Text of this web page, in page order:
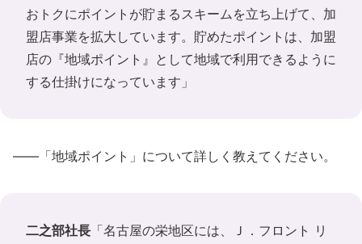
おトクにポイントが貯まるスキームを立ち上げて、加
盟店事業を拡大しています。貯めたポイントは、加盟
店の『地域ポイント』として地域で利用できるように
する仕掛けになっています」
――「地域ポイント」について詳しく教えてください。
二之部社長 「名古屋の栄地区には、Ｊ．フロント リ